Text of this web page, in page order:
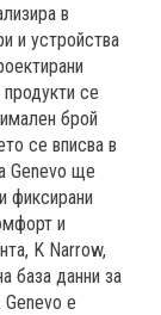
в
и устройства
се
брой
се вписва в
Genevo ще
фиксирани
и
K Narrow,
база данни за
Genevo е